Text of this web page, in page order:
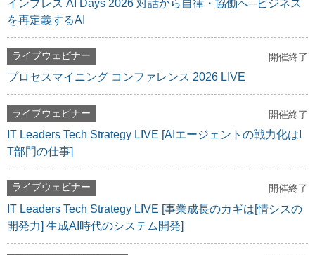
インプレス AI Days 2026 対話から自律・協働へ─ビジネス
を再定義するAI
ライブウェビナー 開催終了
プロセスマイニング コンファレンス 2026 LIVE
ライブウェビナー 開催終了
IT Leaders Tech Strategy LIVE [AIエージェントの戦力化はI
T部門の仕事]
ライブウェビナー 開催終了
IT Leaders Tech Strategy LIVE [事業成長のカギは[情シスの
開発力] 生成AI時代のシステム開発]